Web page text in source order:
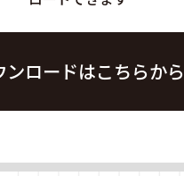
ンロードはこちらから